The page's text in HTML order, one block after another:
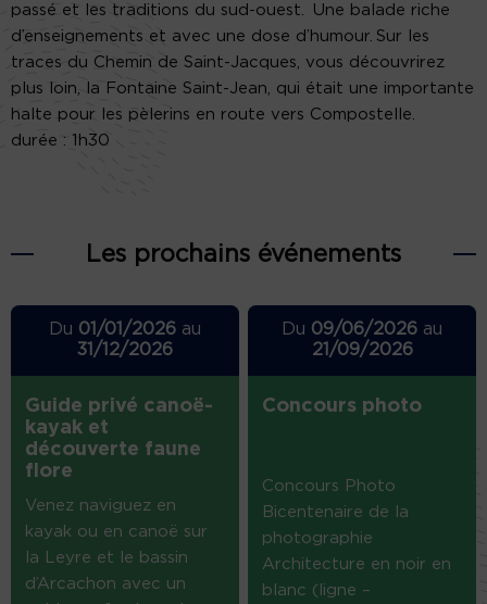
passé et les traditions du sud-ouest. Une balade riche
d’enseignements et avec une dose d’humour. Sur les
traces du Chemin de Saint-Jacques, vous découvrirez
plus loin, la Fontaine Saint-Jean, qui était une importante
halte pour les pèlerins en route vers Compostelle.
durée : 1h30
Les prochains événements
Du 01/01/2026au
31/12/2026
Guide privé canoë-
kayak et
découverte faune
flore
Venez naviguez en
kayak ou en canoë sur
la Leyre et le bassin
d’Arcachon avec un
Du 09/06/2026 au
21/09/2026
Concours photo
Concours Photo
Bicentenaire de la
photographie
Architecture en noir en
blanc (ligne –